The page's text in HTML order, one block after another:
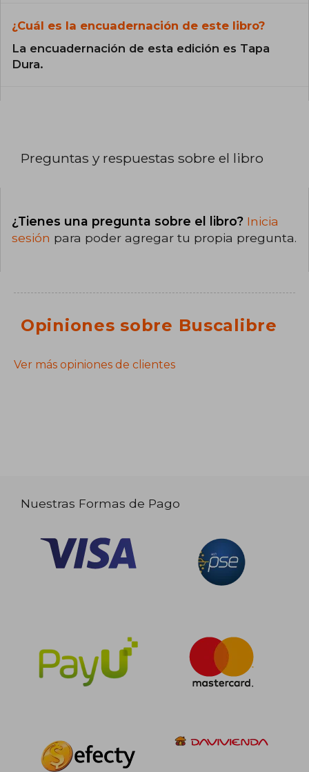
¿Cuál es la encuadernación de este libro?
La encuadernación de esta edición es Tapa
Dura.
Preguntas y respuestas sobre el libro
¿Tienes una pregunta sobre el libro? Inicia
sesión para poder agregar tu propia pregunta.
Opiniones sobre Buscalibre
Ver más opiniones de clientes
Nuestras Formas de Pago